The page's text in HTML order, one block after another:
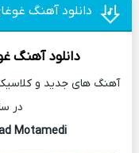
دانلود آهنگ
دانلود آهنگ
آهنگ های جدید و کلاسیک
در
Motamedi